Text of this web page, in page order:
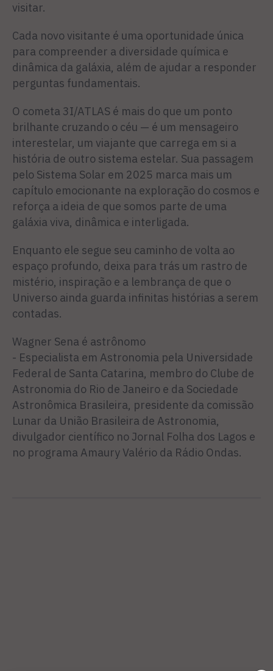
visitar.
Cada novo visitante é uma oportunidade única
para compreender a diversidade química e
dinâmica da galáxia, além de ajudar a responder
perguntas fundamentais.
O cometa 3I/ATLAS é mais do que um ponto
brilhante cruzando o céu — é um mensageiro
interestelar, um viajante que carrega em si a
história de outro sistema estelar. Sua passagem
pelo Sistema Solar em 2025 marca mais um
capítulo emocionante na exploração do cosmos e
reforça a ideia de que somos parte de uma
galáxia viva, dinâmica e interligada.
Enquanto ele segue seu caminho de volta ao
espaço profundo, deixa para trás um rastro de
mistério, inspiração e a lembrança de que o
Universo ainda guarda infinitas histórias a serem
contadas.
Wagner Sena é astrônomo
- Especialista em Astronomia pela Universidade
Federal de Santa Catarina, membro do Clube de
Astronomia do Rio de Janeiro e da Sociedade
Astronômica Brasileira, presidente da comissão
Lunar da União Brasileira de Astronomia,
divulgador científico no Jornal Folha dos Lagos e
no programa Amaury Valério da Rádio Ondas.